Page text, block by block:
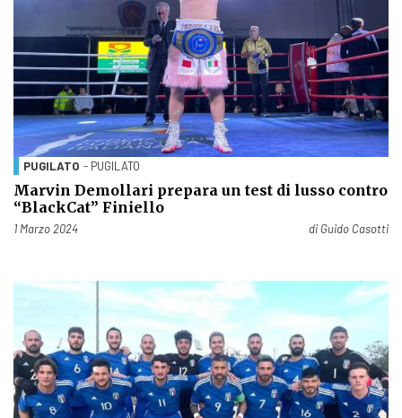
PUGILATO - PUGILATO
Marvin Demollari prepara un test di lusso contro
“BlackCat” Finiello
Pubblicato il
1 Marzo 2024 di Guido Casotti